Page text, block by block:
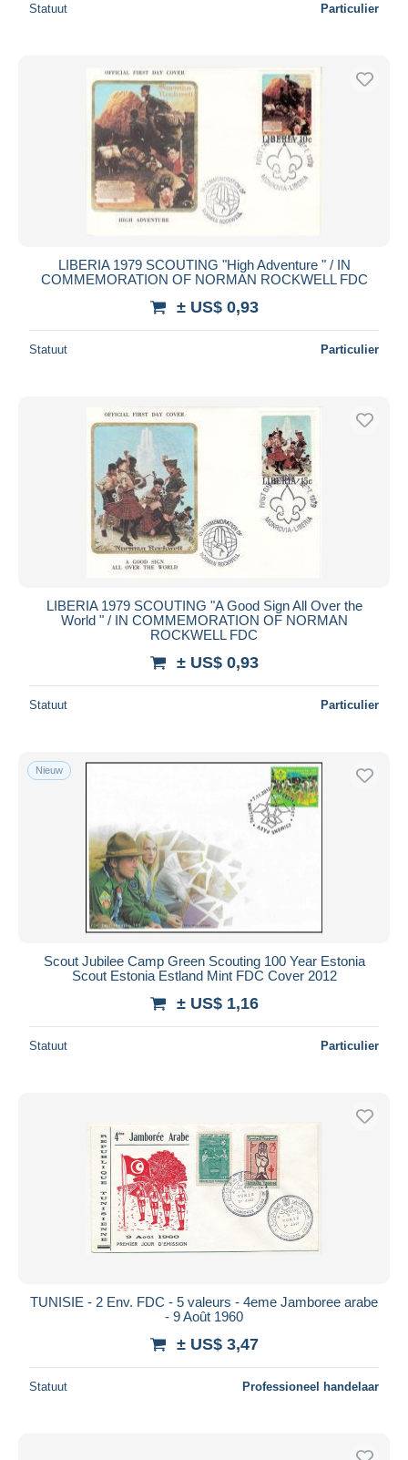
Statuut Particulier
LIBERIA 1979 SCOUTING "High Adventure " / IN
COMMEMORATION OF NORMAN ROCKWELL FDC
± US$ 0,93
Statuut Particulier
LIBERIA 1979 SCOUTING "A Good Sign All Over the
World " / IN COMMEMORATION OF NORMAN
ROCKWELL FDC
± US$ 0,93
Statuut Particulier
Nieuw
Scout Jubilee Camp Green Scouting 100 Year Estonia
Scout Estonia Estland Mint FDC Cover 2012
± US$ 1,16
Statuut Particulier
TUNISIE - 2 Env. FDC - 5 valeurs - 4eme Jamboree arabe
- 9 Août 1960
± US$ 3,47
Statuut Professioneel handelaar